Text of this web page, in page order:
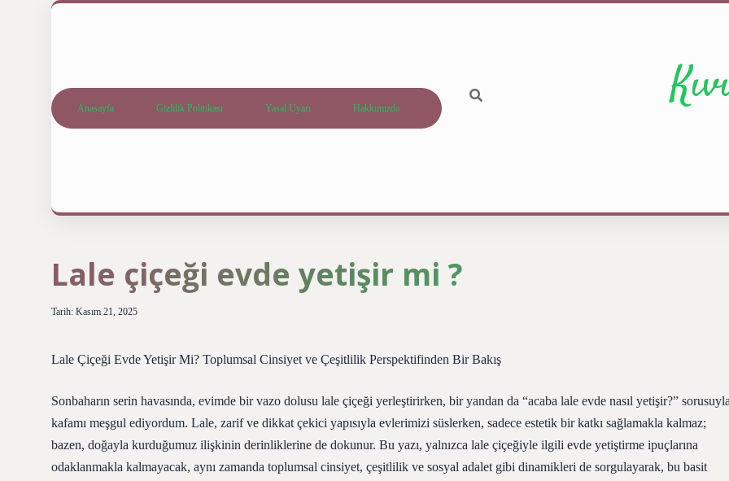
Anasayfa Gizlilik Politikası Yasal Uyarı Hakkımızda
Lale çiçeği evde yetişir mi ?
Tarih: Kasım 21, 2025
Lale Çiçeği Evde Yetişir Mi? Toplumsal Cinsiyet ve Çeşitlilik Perspektifinden Bir Bakış
Sonbaharın serin havasında, evimde bir vazo dolusu lale çiçeği yerleştirirken, bir yandan da “acaba lale evde nasıl yetişir?”
kafamı meşgul ediyordum. Lale, zarif ve dikkat çekici yapısıyla evlerimizi süslerken, sadece estetik bir katkı sağlamakla kalmaz;
bazen, doğayla kurduğumuz ilişkinin derinliklerine de dokunur. Bu yazı, yalnızca lale çiçeğiyle ilgili evde yetiştirme ipuçlarına
odaklanmakla kalmayacak, aynı zamanda toplumsal cinsiyet, çeşitlilik ve sosyal adalet gibi dinamikleri de sorgulayarak, bu basit